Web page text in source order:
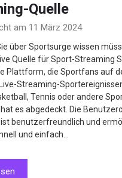
Quelle
am 11 März 2024
über Sportsurge wissen
Quelle für Sport-Streaming
Plattform, die Sportfans auf
Streaming-
Tennis oder andere
es abgedeckt. Die
benutzerfreundlich und
und einfach…